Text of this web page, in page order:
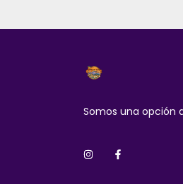
Somos una opción